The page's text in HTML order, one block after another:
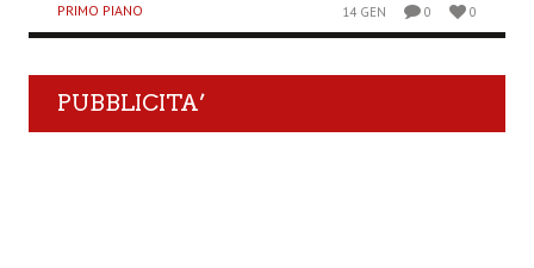
PRIMO PIANO 14 GEN 0 0
PUBBLICITA’